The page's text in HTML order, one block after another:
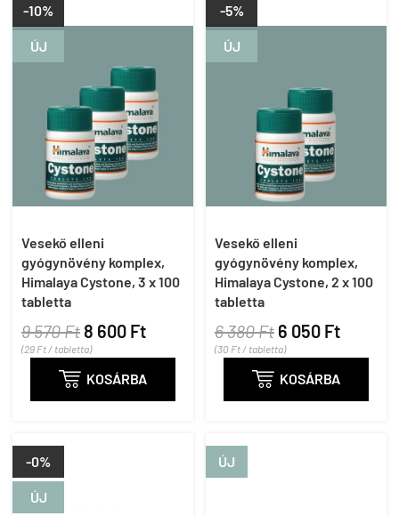
ÚJ
-10%
Vesekő elleni
gyógynövény komplex,
Himalaya Cystone, 3 x 100
tabletta
9 570 Ft8 600 Ft
(29 Ft / tabletta)
 KOSÁRBA
ÚJ
-5%
Vesekő elleni
gyógynövény komplex,
Himalaya Cystone, 2 x 100
tabletta
6 380 Ft 6 050 Ft
(30 Ft / tabletta)
 KOSÁRBA
ÚJ
-0% ÚJ